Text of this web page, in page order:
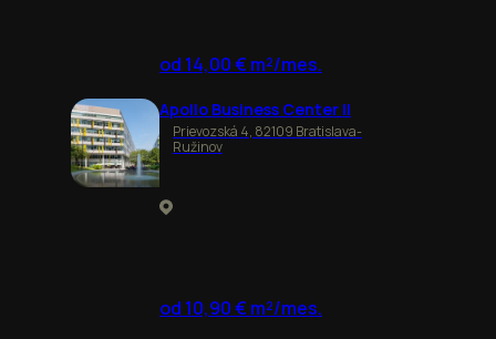
od 14,00 € m²/mes.
Apollo Business Center II
Prievozská 4, 82109 Bratislava-
Ružinov
od 10,90 € m²/mes.